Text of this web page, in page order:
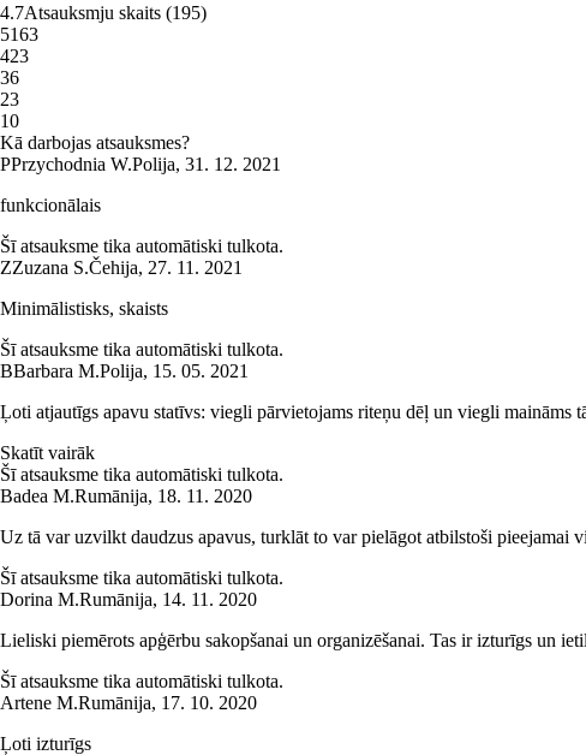
4.7Atsauksmju skaits (195)
5163
423
36
23
10
Kā darbojas atsauksmes?
PPrzychodnia W.Polija, 31. 12. 2021
funkcionālais
Šī atsauksme tika automātiski tulkota.
ZZuzana S.Čehija, 27. 11. 2021
Minimālistisks, skaists
Šī atsauksme tika automātiski tulkota.
BBarbara M.Polija, 15. 05. 2021
Ļoti atjautīgs apavu statīvs: viegli pārvietojams riteņu dēļ un viegli maināms
Skatīt vairāk
Šī atsauksme tika automātiski tulkota.
Badea M.Rumānija, 18. 11. 2020
Uz tā var uzvilkt daudzus apavus, turklāt to var pielāgot atbilstoši pieejamai
Šī atsauksme tika automātiski tulkota.
Dorina M.Rumānija, 14. 11. 2020
Lieliski piemērots apģērbu sakopšanai un organizēšanai. Tas ir izturīgs un
Šī atsauksme tika automātiski tulkota.
Artene M.Rumānija, 17. 10. 2020
Ļoti izturīgs